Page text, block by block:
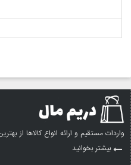
واردات مستقیم و ارائه انواع کالاها از
بیشتر بخوانید